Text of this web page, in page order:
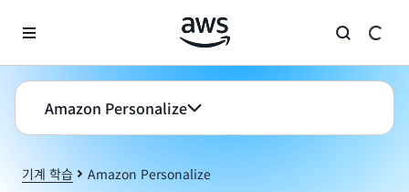
Amazon Personalize
기계 학습 Amazon Personalize